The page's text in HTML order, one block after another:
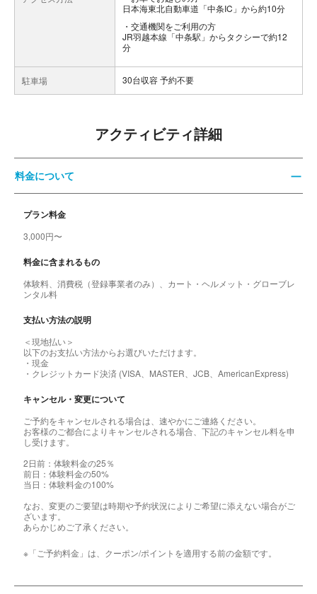
日本海東北自動車道「中条IC」から約10分
交通機関をご利用の方
JR羽越本線「中条駅」からタクシーで約12
分
駐車場 30台収容 予約不要
アクティビティ詳細
料金について
プラン料金
3,000円〜
料金に含まれるもの
体験料、消費税（登録事業者のみ）、カート・ヘルメット・グローブレ
ンタル料
支払い方法の説明
＜現地払い＞
以下のお支払い方法からお選びいただけます。
・現金
・クレジットカード決済 (VISA、MASTER、JCB、AmericanExpress)
キャンセル・変更について
ご予約をキャンセルされる場合は、速やかにご連絡ください。
お客様のご都合によりキャンセルされる場合、下記のキャンセル料を申
し受けます。
2日前：体験料金の25％
前日：体験料金の50%
当日：体験料金の100%
なお、変更のご要望は時期や予約状況によりご希望に添えない場合がご
ざいます。
あらかじめご了承ください。
※「ご予約料金」は、クーポン/ポイントを適用する前の金額です。